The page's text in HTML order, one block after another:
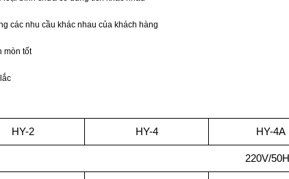
các nhu cầu khác nhau của khách hàng
mòn tốt
HY-2 HY-4 HY-4A
220V/